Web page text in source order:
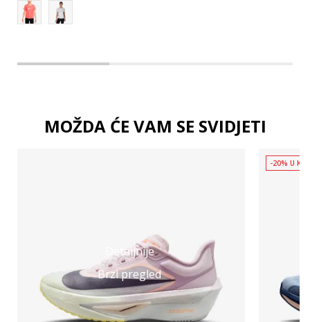
MOŽDA ĆE VAM SE SVIDJETI
Detaljnije
Brzi pregled
-20% U